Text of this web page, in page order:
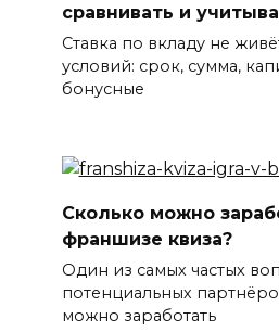
сравнивать и
Ставка по вкладу не
условий: срок, сумма,
бонусные
Сколько можно
франшизе квиза?
Один из самых частых
потенциальных
можно заработать